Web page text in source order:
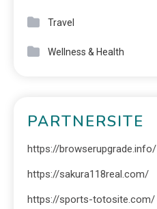
Travel
Wellness & Health
PARTNERSITE
https://browserupgrade.info/
https://sakura118real.com/
https://sports-totosite.com/